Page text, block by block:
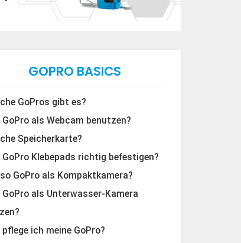
GOPRO BASICS
GoPros gibt es?
GoPro als Webcam benutzen?
Speicherkarte?
GoPro Klebepads richtig befestigen?
GoPro als Kompaktkamera?
GoPro als Unterwasser-Kamera
pflege ich meine GoPro?